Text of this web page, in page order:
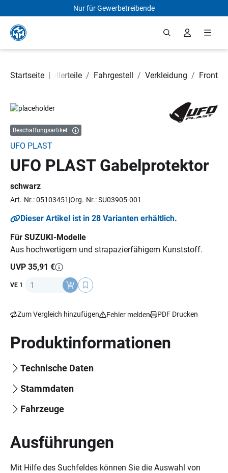
Zum Hauptinhalt springen
Nur für Gewerbetreibende
Startseite |
und Rollerteile / Fahrgestell / Verkleidung / Front
Bildergalerie überspringen
Beschaffungsartikel
UFO PLAST
UFO PLAST Gabelprotektor
schwarz
Art.-Nr.: 05103451 Org.-Nr.: SU03905-001
Dieser Artikel ist in 28 Varianten erhältlich.
Für SUZUKI-Modelle
Aus hochwertigem und strapazierfähigem Kunststoff.
UVP 35,91 €
VE 1 Anzahl
Zum Vergleich hinzufügen Fehler melden PDF Drucken
Produktinformationen
Technische Daten
Stammdaten
Fahrzeuge
Ausführungen
Mit Hilfe des Suchfeldes können Sie die Auswahl von